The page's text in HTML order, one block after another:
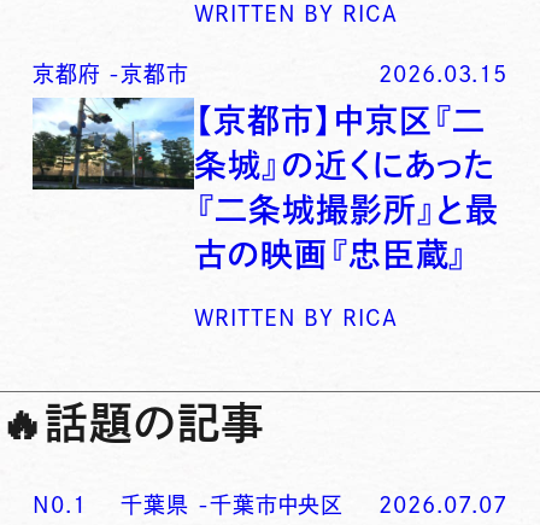
WRITTEN BY RICA
京都府 -京都市 2026.03.15
【京都市】中京区『二
条城』の近くにあった
『二条城撮影所』と最
古の映画『忠臣蔵』
WRITTEN BY RICA
🔥話題の記事
N0. 1 千葉県 -千葉市中央区 2026.07.07